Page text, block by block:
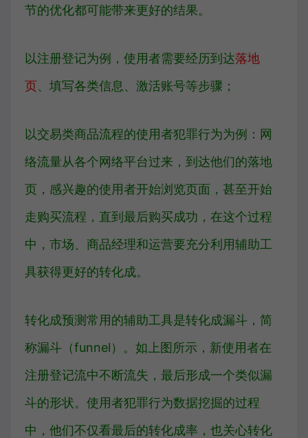
节的优化都可能带来更好的结果。
以注册登记为例，使用者需要经历到达落地
页、填写各类信息、激活账号等步骤；
以交易类商品流程的使用者犯罪行为为例：网
络流量从各个网络平台过来，到达他们的落地
页，感兴趣的使用者开始浏览页面，甚至开始
走购买流程，直到最后购买成功，在这个过程
中，市场、商品经理和运营要充分利用辅助工
具获得更好的转化成。
转化成预测常用的辅助工具是转化成漏斗，简
称漏斗（funnel）。如上图所示，新使用者在
注册登记流中不断流失，最后形成一个类似漏
斗的形状。使用者犯罪行为数据挖掘的过程
中，他们不仅看最后的转化成率，也关心转化